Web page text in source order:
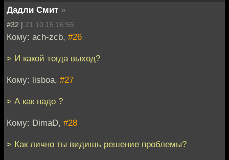
Дадли Смит »
#32 | 21.10.15 16:55
Кому: ach-zcb, #26
> И какой тогда выход?
Кому: lisboa, #27
> А как надо ?
Кому: DimaD, #28
> Как лично ты видишь решение проблемы?